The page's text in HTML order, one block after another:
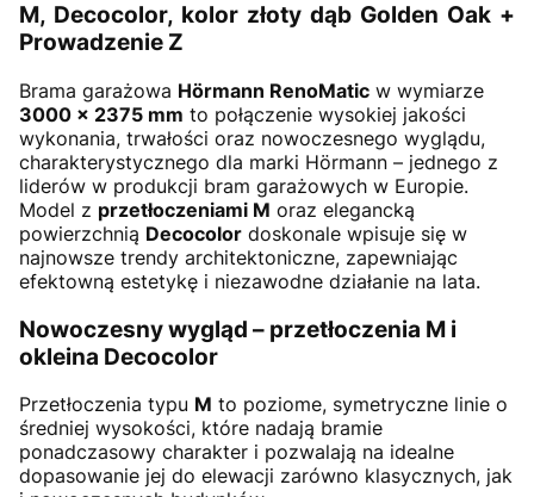
M, Decocolor, kolor złoty dąb Golden Oak +
Prowadzenie Z
Brama garażowa Hörmann RenoMatic w wymiarze
3000 × 2375 mm to połączenie wysokiej jakości
wykonania, trwałości oraz nowoczesnego wyglądu,
charakterystycznego dla marki Hörmann – jednego z
liderów w produkcji bram garażowych w Europie.
Model z przetłoczeniami M oraz elegancką
powierzchnią Decocolor doskonale wpisuje się w
najnowsze trendy architektoniczne, zapewniając
efektowną estetykę i niezawodne działanie na lata.
Nowoczesny wygląd – przetłoczenia M i
okleina Decocolor
Przetłoczenia typu M to poziome, symetryczne linie o
średniej wysokości, które nadają bramie
ponadczasowy charakter i pozwalają na idealne
dopasowanie jej do elewacji zarówno klasycznych, jak